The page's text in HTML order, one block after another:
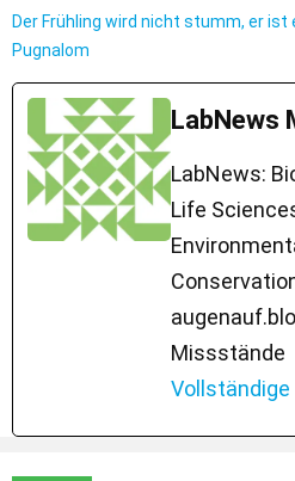
Der Frühling wird nicht stumm, er ist
Pugnalom
LabNews
LabNews:
Life
Missstände
Vollständige